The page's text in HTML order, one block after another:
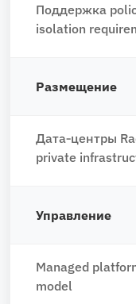
Поддержка
isolation
Размещение
Дата‑центры
private
Управление
Managed
model